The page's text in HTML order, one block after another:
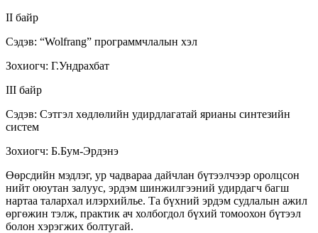
II байр
Сэдэв: “Wolfrang” программчлалын хэл
Зохиогч: Г.Ундрахбат
III байр
Сэдэв: Сэтгэл хөдлөлийн удирдлагатай ярианы синтезийн
систем
Зохиогч: Б.Бум-Эрдэнэ
Өөрсдийн мэдлэг, ур чадвараа дайчлан бүтээлчээр оролцсон
нийт оюутан залуус, эрдэм шинжилгээний удирдагч багш
нартаа талархал илэрхийлье. Та бүхний эрдэм судлалын ажил
өргөжин тэлж, практик ач холбогдол бүхий томоохон бүтээл
болон хэрэгжих болтугай.